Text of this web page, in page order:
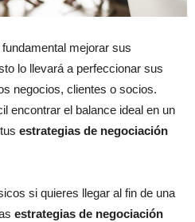
mejorar sus
lo llevará a perfeccionar sus
negocios, clientes o socios.
encontrar el balance ideal en un
estrategias de negociación
si quieres llegar al fin de una
estrategias de negociación